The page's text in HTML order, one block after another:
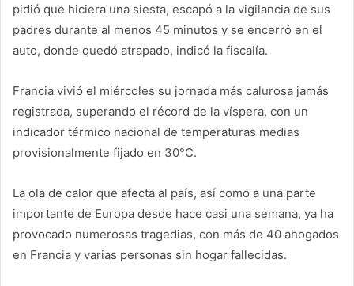
pidió que hiciera una siesta, escapó a la vigilancia de sus
padres durante al menos 45 minutos y se encerró en el
auto, donde quedó atrapado, indicó la fiscalía.
Francia vivió el miércoles su jornada más calurosa jamás
registrada, superando el récord de la víspera, con un
indicador térmico nacional de temperaturas medias
provisionalmente fijado en 30°C.
La ola de calor que afecta al país, así como a una parte
importante de Europa desde hace casi una semana, ya ha
provocado numerosas tragedias, con más de 40 ahogados
en Francia y varias personas sin hogar fallecidas.